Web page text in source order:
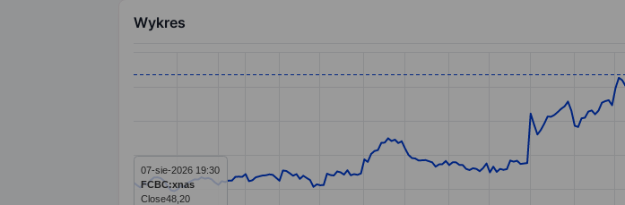
Wykres
The chart has 1 Y axis displaying values. Data ranges from 43.4 to 49.25.
07-sie-2026 19:30
FCBC:xnas
Close48,20